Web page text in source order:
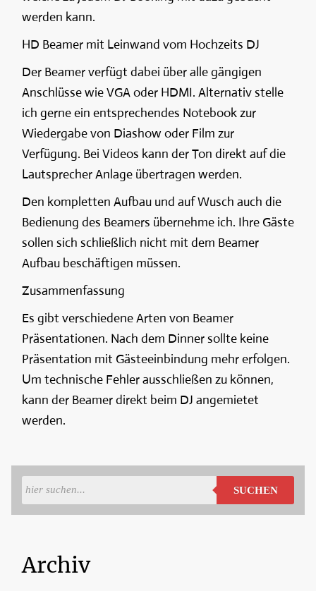
werden kann.
HD Beamer mit Leinwand vom Hochzeits DJ
Der Beamer verfügt dabei über alle gängigen
Anschlüsse wie VGA oder HDMI. Alternativ stelle
ich gerne ein entsprechendes Notebook zur
Wiedergabe von Diashow oder Film zur
Verfügung. Bei Videos kann der Ton direkt auf die
Lautsprecher Anlage übertragen werden.
Den kompletten Aufbau und auf Wusch auch die
Bedienung des Beamers übernehme ich. Ihre Gäste
sollen sich schließlich nicht mit dem Beamer
Aufbau beschäftigen müssen.
Zusammenfassung
Es gibt verschiedene Arten von Beamer
Präsentationen. Nach dem Dinner sollte keine
Präsentation mit Gästeeinbindung mehr erfolgen.
Um technische Fehler ausschließen zu können,
kann der Beamer direkt beim DJ angemietet
werden.
SUCHEN
Archiv